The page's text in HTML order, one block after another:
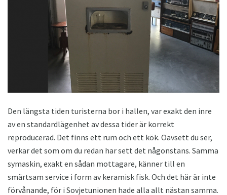
Den längsta tiden turisterna bor i hallen, var exakt den inre
av en standardlägenhet av dessa tider är korrekt
reproducerad. Det finns ett rum och ett kök. Oavsett du ser,
verkar det som om du redan har sett det någonstans. Samma
symaskin, exakt en sådan mottagare, känner till en
smärtsam service i form av keramisk fisk. Och det här är inte
förvånande, för i Sovjetunionen hade alla allt nästan samma.